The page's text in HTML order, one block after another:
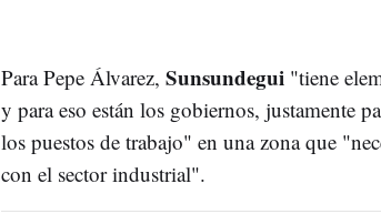
Para Pepe Álvarez, Sunsundegui "tiene
y para eso están los gobiernos, justamente
los puestos de trabajo" en una zona que
con el sector industrial".